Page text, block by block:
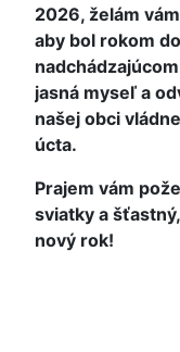
2026, želám
aby bol rokom
jasná myseľ a
našej obci
úcta.
Prajem vám
sviatky a
nový rok!